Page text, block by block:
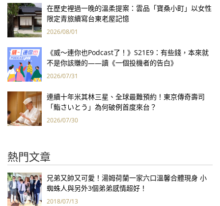
在歷史裡過一晚的溫柔提案：雲品「寶桑小町」以女性
限定青旅續寫台東老屋記憶
2026/08/01
《威～連你也Podcast了！》S21E9：有些錢，本來就
不是你該賺的——讀《一個投機者的告白》
2026/07/31
連續十年米其林三星、全球最難預約！東京傳奇壽司
「鮨さいとう」為何破例首度來台？
2026/07/30
熱門文章
兄弟又帥又可愛！湯姆荷蘭一家六口溫馨合體現身 小
蜘蛛人與另外3個弟弟感情超好！
2018/07/13